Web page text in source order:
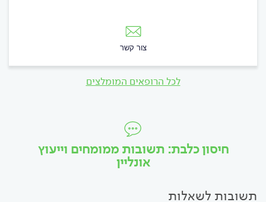
צור קשר
לכל הרופאים המומלצים
חיסון כלבת: תשובות ממומחים וייעוץ
אונליין
תשובות לשאלות